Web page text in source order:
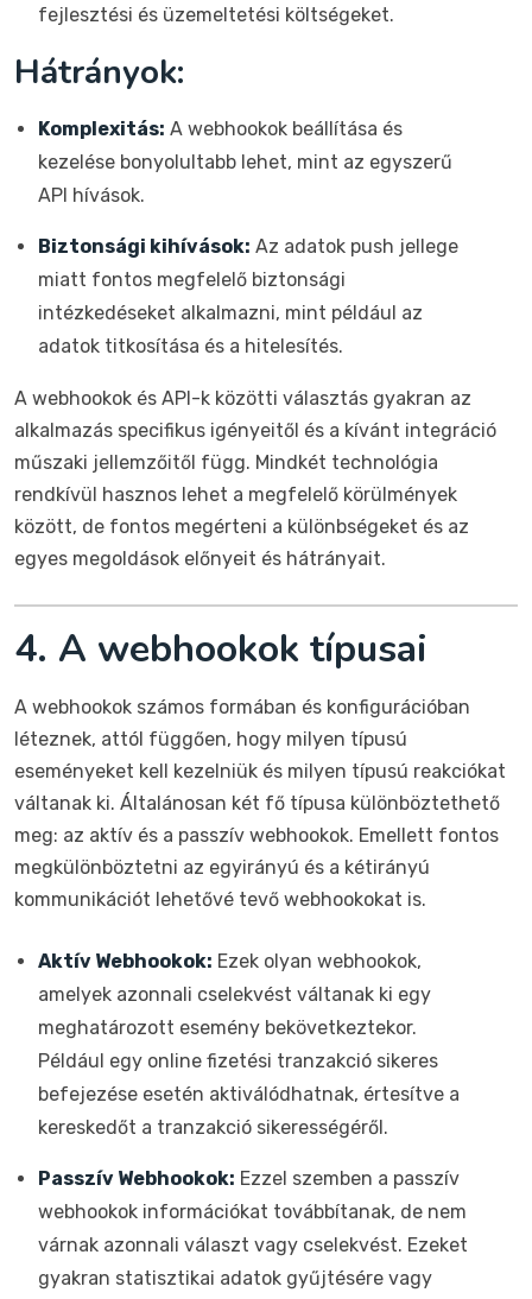
fejlesztési és üzemeltetési költségeket.
Hátrányok:
Komplexitás: A webhookok beállítása és
kezelése bonyolultabb lehet, mint az egyszerű
API hívások.
Biztonsági kihívások: Az adatok push jellege
miatt fontos megfelelő biztonsági
intézkedéseket alkalmazni, mint például az
adatok titkosítása és a hitelesítés.
A webhookok és API-k közötti választás gyakran az
alkalmazás specifikus igényeitől és a kívánt integráció
műszaki jellemzőitől függ. Mindkét technológia
rendkívül hasznos lehet a megfelelő körülmények
között, de fontos megérteni a különbségeket és az
egyes megoldások előnyeit és hátrányait.
4. A webhookok típusai
A webhookok számos formában és konfigurációban
léteznek, attól függően, hogy milyen típusú
eseményeket kell kezelniük és milyen típusú reakciókat
váltanak ki. Általánosan két fő típusa különböztethető
meg: az aktív és a passzív webhookok. Emellett fontos
megkülönböztetni az egyirányú és a kétirányú
kommunikációt lehetővé tevő webhookokat is.
Aktív Webhookok: Ezek olyan webhookok,
amelyek azonnali cselekvést váltanak ki egy
meghatározott esemény bekövetkeztekor.
Például egy online fizetési tranzakció sikeres
befejezése esetén aktiválódhatnak, értesítve a
kereskedőt a tranzakció sikerességéről.
Passzív Webhookok: Ezzel szemben a passzív
webhookok információkat továbbítanak, de nem
várnak azonnali választ vagy cselekvést. Ezeket
gyakran statisztikai adatok gyűjtésére vagy